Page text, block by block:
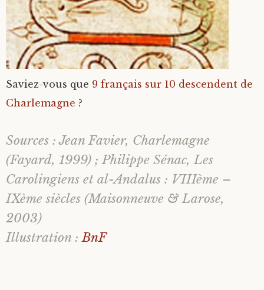
Saviez-vous que 9 français sur 10 descendent de
Charlemagne ?
Sources : Jean Favier, Charlemagne
(Fayard, 1999) ; Philippe Sénac,Les
Carolingiens et al-Andalus : VIIIème –
IXème siècles (Maisonneuve & Larose,
2003)
Illustration :BnF